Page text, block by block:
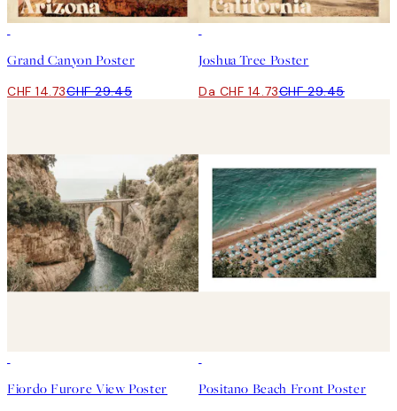
Grand Canyon Poster
CHF 14.73CHF 29.45
Joshua Tree Poster
Da CHF 14.73CHF 29.45
Fiordo Furore View Poster Positano Beach Front Poster